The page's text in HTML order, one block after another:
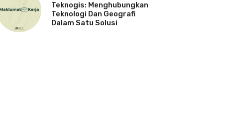
Teknogis: Menghubungkan
Teknologi Dan Geografi
Dalam Satu Solusi